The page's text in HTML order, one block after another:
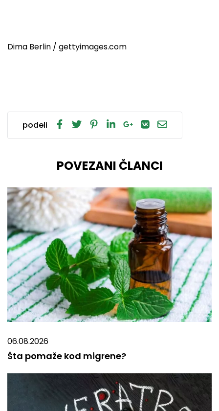
Dima Berlin / gettyimages.com
podeli
POVEZANI ČLANCI
06.08.2026
Šta pomaže kod migrene?